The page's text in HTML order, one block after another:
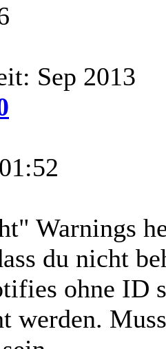
Sep 2013
Warnings
du nicht
ohne ID
werden.